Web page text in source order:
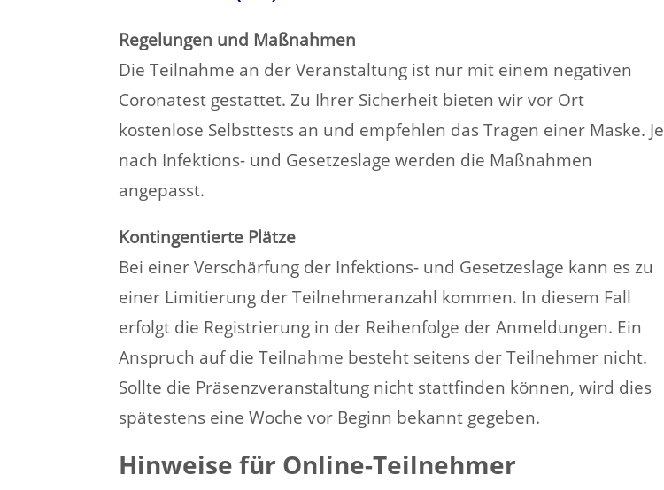
Regelungen und Maßnahmen
Die Teilnahme an der Veranstaltung ist nur mit einem negativen
Coronatest gestattet. Zu Ihrer Sicherheit bieten wir vor Ort
kostenlose Selbsttests an und empfehlen das Tragen einer Maske. Je
nach Infektions- und Gesetzeslage werden die Maßnahmen
angepasst.
Kontingentierte Plätze
Bei einer Verschärfung der Infektions- und Gesetzeslage kann es zu
einer Limitierung der Teilnehmeranzahl kommen. In diesem Fall
erfolgt die Registrierung in der Reihenfolge der Anmeldungen. Ein
Anspruch auf die Teilnahme besteht seitens der Teilnehmer nicht.
Sollte die Präsenzveranstaltung nicht stattfinden können, wird dies
spätestens eine Woche vor Beginn bekannt gegeben.
Hinweise für Online-Teilnehmer